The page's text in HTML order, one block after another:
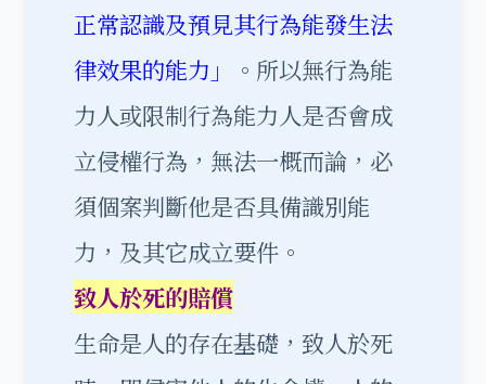
正常認識及預見其行為能發生法
律效果的能力」
。所以無行為能
力人或限制行為能力人是否會成
立侵權行為，無法一概而論，必
須個案判斷他是否具備識別能
力，及其它成立要件。
致人於死的賠償
生命是人的存在基礎，致人於死